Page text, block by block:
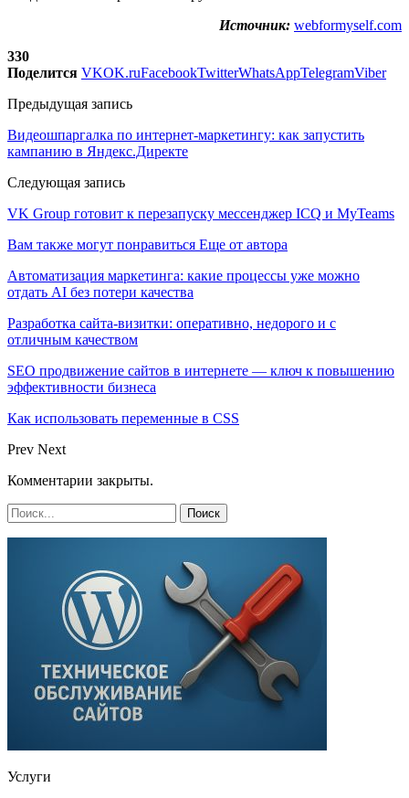
Источник: webformyself.com
330
Поделится VKOK.ruFacebookTwitterWhatsAppTelegramViber
Предыдущая запись
Видеошпаргалка по интернет-маркетингу: как запустить
кампанию в Яндекс.Директе
Следующая запись
VK Group готовит к перезапуску мессенджер ICQ и MyTeams
Вам также могут понравиться Еще от автора
Автоматизация маркетинга: какие процессы уже можно
отдать AI без потери качества
Разработка сайта-визитки: оперативно, недорого и с
отличным качеством
SEO продвижение сайтов в интернете — ключ к повышению
эффективности бизнеса
Как использовать переменные в CSS
Prev Next
Комментарии закрыты.
Услуги